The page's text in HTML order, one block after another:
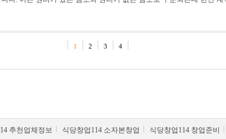
1 2 3 4
추천업체정보 식당창업114 소자본창업 식당창업114 창업준비